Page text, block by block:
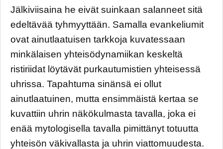
Jälkiviisaina he eivät suinkaan salanneet sitä
edeltävää tyhmyyttään. Samalla evankeliumit
ovat ainutlaatuisen tarkkoja kuvatessaan
minkälaisen yhteisödynamiikan keskeltä
ristiriidat löytävät purkautumistien yhteisessä
uhrissa. Tapahtuma sinänsä ei ollut
ainutlaatuinen, mutta ensimmäistä kertaa se
kuvattiin uhrin näkökulmasta tavalla, joka ei
enää mytologisella tavalla pimittänyt totuutta
yhteisön väkivallasta ja uhrin viattomuudesta.